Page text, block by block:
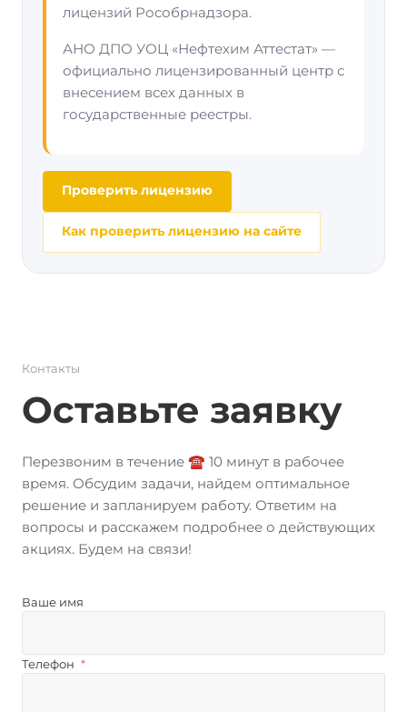
лицензий Рособрнадзора.
АНО ДПО УОЦ «Нефтехим Аттестат» —
официально лицензированный центр с
внесением всех данных в
государственные реестры.
Проверить лицензию
Как проверить лицензию на сайте
Контакты
Оставьте заявку
Перезвоним в течение ☎️ 10 минут в рабочее
время. Обсудим задачи, найдем оптимальное
решение и запланируем работу. Ответим на
вопросы и расскажем подробнее о действующих
акциях. Будем на связи!
Ваше имя
Телефон *